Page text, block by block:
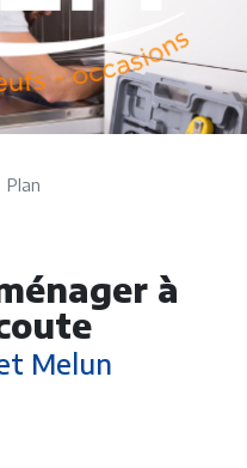
Plan
à
Melun